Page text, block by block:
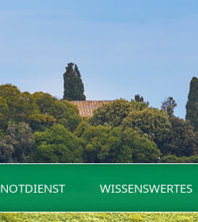
NOTDIENST WISSENSWERTES